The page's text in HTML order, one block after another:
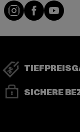
Visit ourVisit our
SICHERE